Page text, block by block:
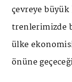
çevreye
trenlerimizde
ülke
önüne